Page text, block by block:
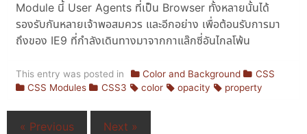
Module นี้ User Agents ที่เป็น Browser ทั้งหลายนั้นได้
รองรับกันหลายเจ้าพอสมควร และอีกอย่าง เพื่อต้อนรับการมา
ถึงของ IE9 ที่กำลังเดินทางมาจากกาแล๊กซี่อันไกลโพ้น
This entry was posted in Color and Background
CSS
CSS Modules
CSS3 color opacity property
« Previous Next »